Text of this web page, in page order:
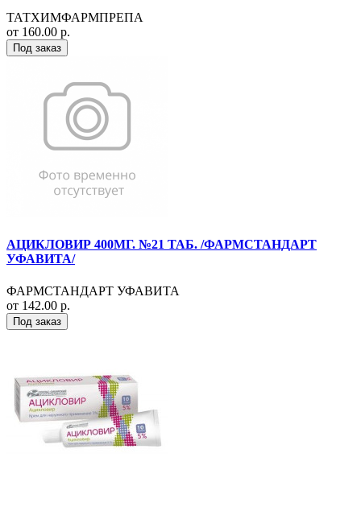
ТАТХИМФАРМПРЕПА
от 160.00 р.
Под заказ
АЦИКЛОВИР 400МГ. №21 ТАБ. /ФАРМСТАНДАРТ
УФАВИТА/
ФАРМСТАНДАРТ УФАВИТА
от 142.00 р.
Под заказ